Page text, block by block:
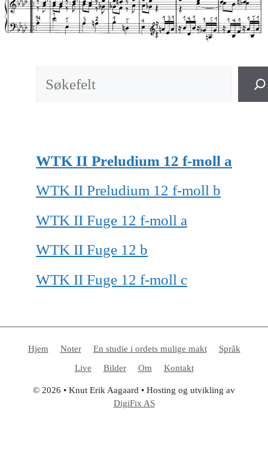
Søk
WTK II Preludium 12 f-moll a
WTK II Preludium 12 f-moll b
WTK II Fuge 12 f-moll a
WTK II Fuge 12 b
WTK II Fuge 12 f-moll c
Hjem Noter En studie i ordets mulige makt
Språk
Live
Bilder Om Kontakt
© 2026 • Knut Erik Aagaard • Hosting og utvikling av
DigiFix AS